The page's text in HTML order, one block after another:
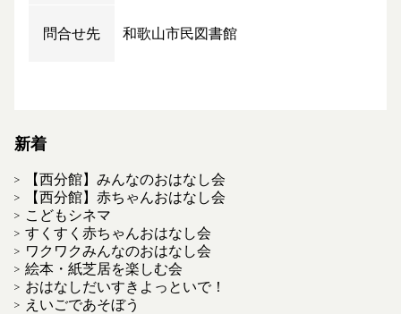
問合せ先 和歌山市民図書館
新着
【西分館】みんなのおはなし会
【西分館】赤ちゃんおはなし会
こどもシネマ
すくすく赤ちゃんおはなし会
ワクワクみんなのおはなし会
絵本・紙芝居を楽しむ会
おはなしだいすきよっといで！
えいごであそぼう